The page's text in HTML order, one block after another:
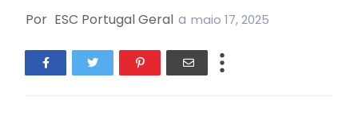
Por ESC Portugal Geral a maio 17, 2025